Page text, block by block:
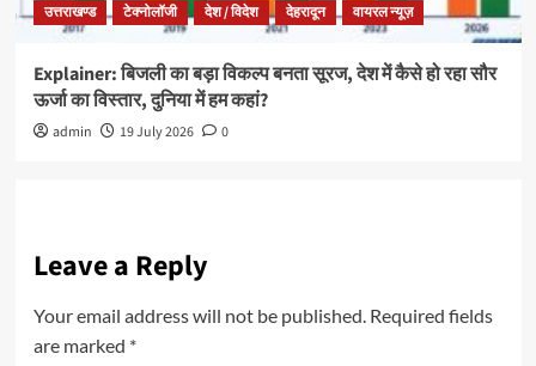
उत्तराखण्ड टेक्नोलॉजी देश / विदेश देहरादून वायरल न्यूज़
Explainer: बिजली का बड़ा विकल्प बनता सूरज, देश में कैसे हो रहा सौर
ऊर्जा का विस्तार, दुनिया में हम कहां?
admin 19 July 2026 0
Leave a Reply
Your email address will not be published. Required fields
are marked *